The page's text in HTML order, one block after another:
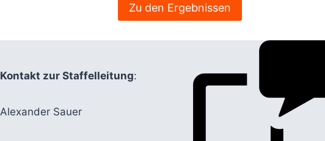
Zu den Ergebnissen
Kontakt zur Staffelleitung:
Alexander Sauer